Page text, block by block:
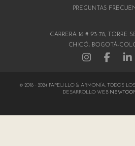
PREGUNTAS
CARRERA 16 # 93-78, TORRE
CHICÓ, BOGOTÁ-
© 2018 - 2024 PAPELILLO & ARMONÍA, TODOS
DESARROLLO WEB